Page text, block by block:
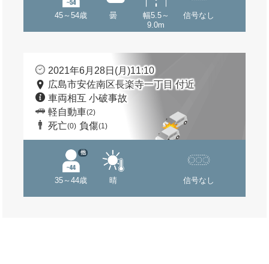
45～54歳 曇
幅5.5～
9.0m
信号なし
2021年6月28日(月)11:10
広島市安佐南区長楽寺一丁目 付近
車両相互 小破事故
軽自動車(2)
死亡(0) 負傷(1)
35～44歳
他
晴 信号なし